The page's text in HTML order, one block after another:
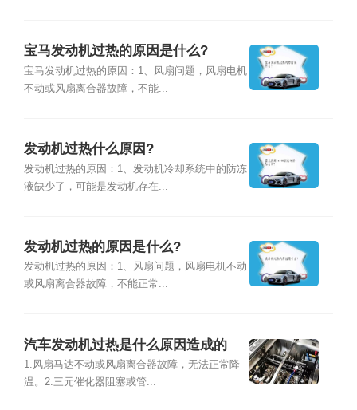
宝马发动机过热的原因是什么?
宝马发动机过热的原因：1、风扇问题，风扇电机
不动或风扇离合器故障，不能...
发动机过热什么原因?
发动机过热的原因：1、发动机冷却系统中的防冻
液缺少了，可能是发动机存在...
发动机过热的原因是什么?
发动机过热的原因：1、风扇问题，风扇电机不动
或风扇离合器故障，不能正常...
汽车发动机过热是什么原因造成的
1.风扇马达不动或风扇离合器故障，无法正常降
温。2.三元催化器阻塞或管...